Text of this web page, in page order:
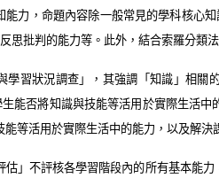
能力，命題內容除一般常見的學科核心
思批判的能力等。此外，結合索羅分類
學習狀況調查」，其強調「知識」相關
能否將知識與技能等活用於實際生活
等活用於實際生活中的能力，以及解
估」不評核各學習階段內的所有基本能